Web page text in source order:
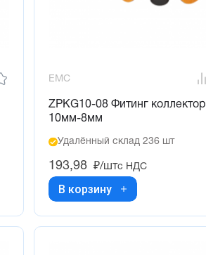
EMC
ZPKG10-08 Фитинг коллектор
10мм-8мм
Удалённый склад 236 шт
193,98 ₽/штс НДС
В корзину